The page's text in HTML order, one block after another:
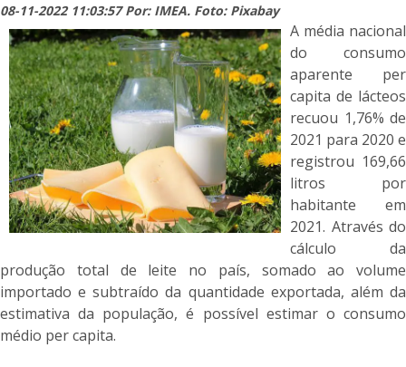
08-11-2022 11:03:57 Por: IMEA. Foto: Pixabay
A média nacional
do consumo
aparente per
capita de lácteos
recuou 1,76% de
2021 para 2020 e
registrou 169,66
litros por
habitante em
2021. Através do
cálculo da
produção total de leite no país, somado ao volume
importado e subtraído da quantidade exportada, além da
estimativa da população, é possível estimar o consumo
médio per capita.